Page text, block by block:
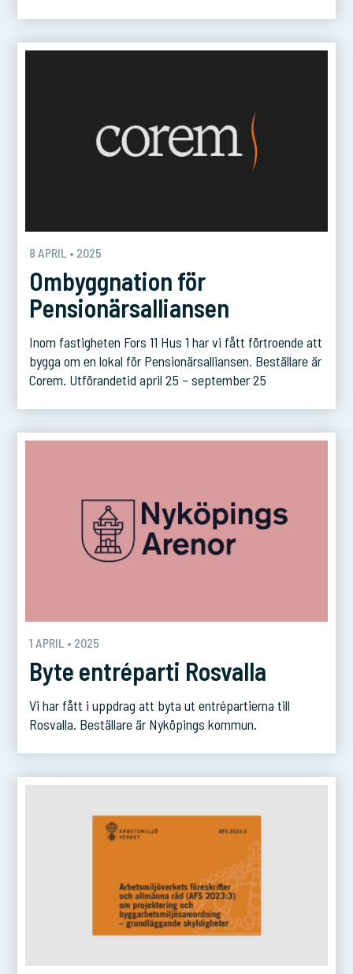
8 APRIL • 2025
Ombyggnation för
Pensionärsalliansen
Inom fastigheten Fors 11 Hus 1 har vi fått förtroende att
bygga om en lokal för Pensionärsalliansen. Beställare är
Corem. Utförandetid april 25 – september 25
1 APRIL • 2025
Byte entréparti Rosvalla
Vi har fått i uppdrag att byta ut entrépartierna till
Rosvalla. Beställare är Nyköpings kommun.